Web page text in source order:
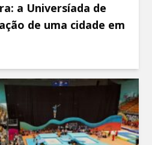
a Universíada de
de uma cidade em